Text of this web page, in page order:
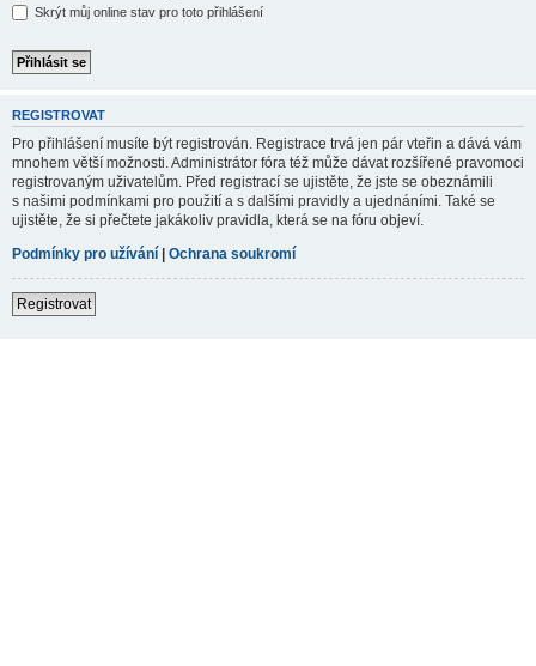
Skrýt můj online stav pro toto přihlášení
REGISTROVAT
Pro přihlášení musíte být registrován. Registrace trvá jen pár vteřin a dává vám
mnohem větší možnosti. Administrátor fóra též může dávat rozšířené pravomoci
registrovaným uživatelům. Před registrací se ujistěte, že jste se obeznámili
s našimi podmínkami pro použití a s dalšími pravidly a ujednáními. Také se
ujistěte, že si přečtete jakákoliv pravidla, která se na fóru objeví.
Podmínky pro užívání | Ochrana soukromí
Registrovat